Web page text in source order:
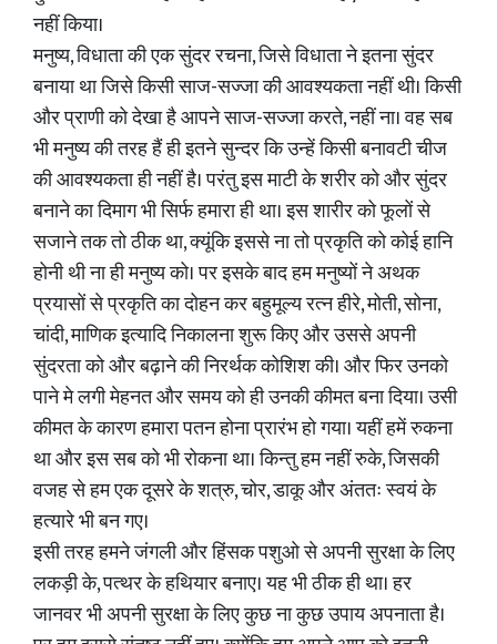
नहीं किया।
मनुष्य, विधाता की एक सुंदर रचना, जिसे विधाता ने इतना सुंदर
बनाया था जिसे किसी साज-सज्जा की आवश्यकता नहीं थी। किसी
और प्राणी को देखा है आपने साज-सज्जा करते, नहीं ना। वह सब
भी मनुष्य की तरह हैं ही इतने सुन्दर कि उन्हें किसी बनावटी चीज
की आवश्यकता ही नहीं है। परंतु इस माटी के शरीर को और सुंदर
बनाने का दिमाग भी सिर्फ हमारा ही था। इस शारीर को फूलों से
सजाने तक तो ठीक था, क्यूंकि इससे ना तो प्रकृति को कोई हानि
होनी थी ना ही मनुष्य को। पर इसके बाद हम मनुष्यों ने अथक
प्रयासों से प्रकृति का दोहन कर बहुमूल्य रत्न हीरे, मोती, सोना,
चांदी, माणिक इत्यादि निकालना शुरू किए और उससे अपनी
सुंदरता को और बढ़ाने की निरर्थक कोशिश की। और फिर उनको
पाने मे लगी मेहनत और समय को ही उनकी कीमत बना दिया। उसी
कीमत के कारण हमारा पतन होना प्रारंभ हो गया। यहीं हमें रुकना
था और इस सब को भी रोकना था। किन्तु हम नहीं रुके, जिसकी
वजह से हम एक दूसरे के शत्रु, चोर, डाकू और अंततः स्वयं के
हत्यारे भी बन गए।
इसी तरह हमने जंगली और हिंसक पशुओ से अपनी सुरक्षा के लिए
लकड़ी के, पत्थर के हथियार बनाए। यह भी ठीक ही था। हर
जानवर भी अपनी सुरक्षा के लिए कुछ ना कुछ उपाय अपनाता है।